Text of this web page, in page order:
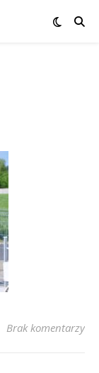
Brak komentarzy